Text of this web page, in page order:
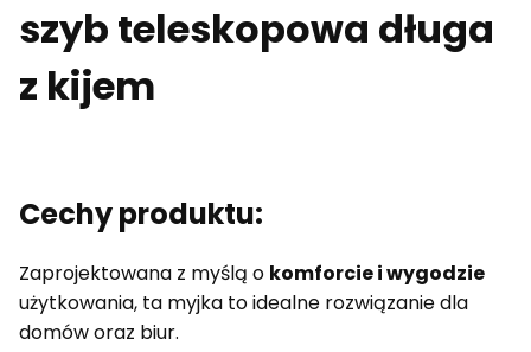
szyb teleskopowa długa
z kijem
Cechy produktu:
Zaprojektowana z myślą o komforcie i wygodzie
użytkowania, ta myjka to idealne rozwiązanie dla
domów oraz biur.